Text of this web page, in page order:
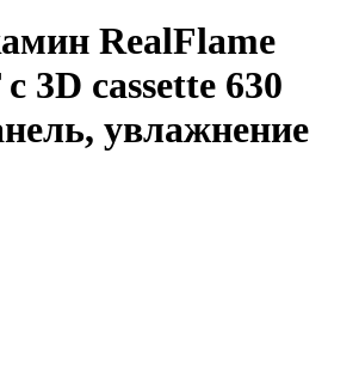
RealFlame
3D cassette 630
увлажнение